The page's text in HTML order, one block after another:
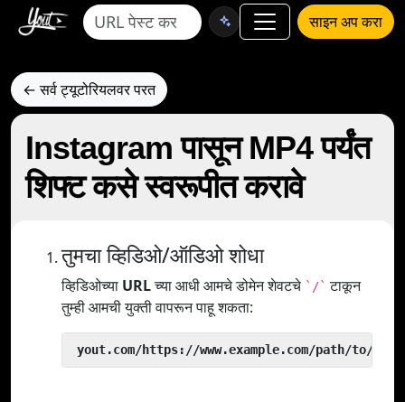
साइन अप करा
← सर्व ट्यूटोरियलवर परत
Instagram पासून MP4 पर्यंत
शिफ्ट कसे स्वरूपीत करावे
तुमचा व्हिडिओ/ऑडिओ शोधा
व्हिडिओच्या URLच्या आधी आमचे डोमेन शेवटचे `/` टाकून
तुम्ही आमची युक्ती वापरून पाहू शकता:
yout.com/https://www.example.com/path/to/